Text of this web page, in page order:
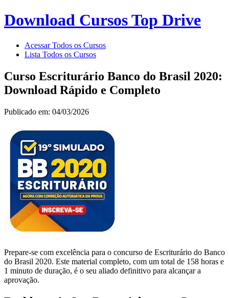
Download Cursos Top Drive
Acessar Todos os Cursos
Lista Todos os Cursos
Curso Escriturário Banco do Brasil 2020:
Download Rápido e Completo
Publicado em: 04/03/2026
Prepare-se com excelência para o concurso de Escriturário do Banco
do Brasil 2020. Este material completo, com um total de 158 horas e
1 minuto de duração, é o seu aliado definitivo para alcançar a
aprovação.